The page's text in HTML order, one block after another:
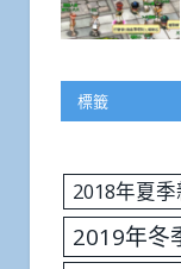
標籤
2018年夏
2019年冬